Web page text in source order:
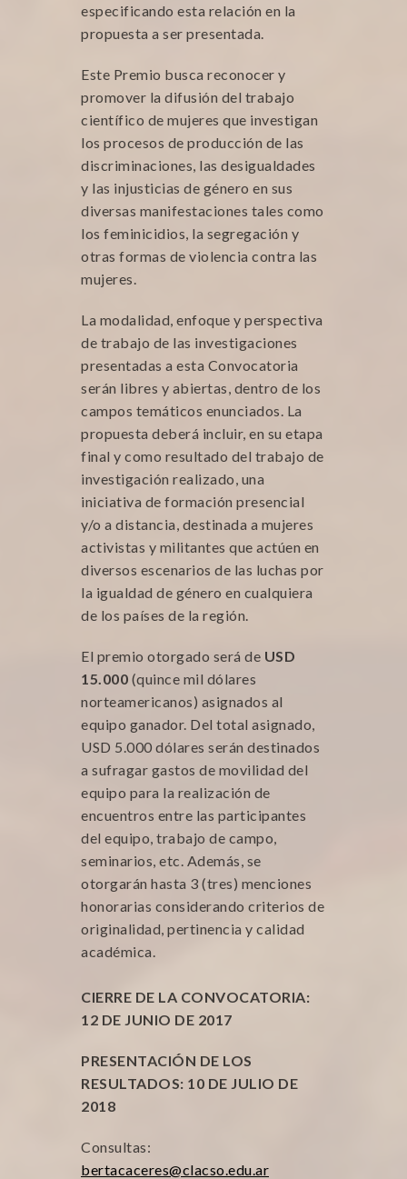
especificando esta relación en la
propuesta a ser presentada.
Este Premio busca reconocer y
promover la difusión del trabajo
científico de mujeres que investigan
los procesos de producción de las
discriminaciones, las desigualdades
y las injusticias de género en sus
diversas manifestaciones tales como
los feminicidios, la segregación y
otras formas de violencia contra las
mujeres.
La modalidad, enfoque y perspectiva
de trabajo de las investigaciones
presentadas a esta Convocatoria
serán libres y abiertas, dentro de los
campos temáticos enunciados. La
propuesta deberá incluir, en su etapa
final y como resultado del trabajo de
investigación realizado, una
iniciativa de formación presencial
y/o a distancia, destinada a mujeres
activistas y militantes que actúen en
diversos escenarios de las luchas por
la igualdad de género en cualquiera
de los países de la región.
El premio otorgado será de USD
15.000 (quince mil dólares
norteamericanos) asignados al
equipo ganador. Del total asignado,
USD 5.000 dólares serán destinados
a sufragar gastos de movilidad del
equipo para la realización de
encuentros entre las participantes
del equipo, trabajo de campo,
seminarios, etc. Además, se
otorgarán hasta 3 (tres) menciones
honorarias considerando criterios de
originalidad, pertinencia y calidad
académica.
CIERRE DE LA CONVOCATORIA:
12 DE JUNIO DE 2017
PRESENTACIÓN DE LOS
RESULTADOS: 10 DE JULIO DE
2018
Consultas:
bertacaceres@clacso.edu.ar